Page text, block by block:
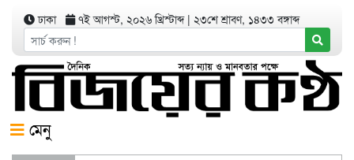
ঢাকা ৭ই আগস্ট, ২০২৬ খ্রিস্টাব্দ| ২৩শে শ্রাবণ, ১৪৩৩ বঙ্গাব্দ
মেনু